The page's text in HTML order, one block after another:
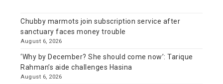
Chubby marmots join subscription service after
sanctuary faces money trouble
August 6, 2026
‘Why by December? She should come now’: Tarique
Rahman’s aide challenges Hasina
August 6, 2026